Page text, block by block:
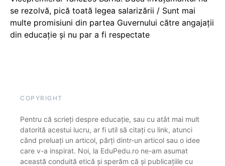
se rezolvă, pică toată legea salarizării / Sunt mai
multe promisiuni din partea Guvernului către angajații
din educație și nu par a fi respectate
COPYRIGHT
Pentru că scrieți despre educație, sau cu atât mai mult
datorită acestui lucru, ar fi util să citați cu link, atunci
când preluați un articol, părți dintr-un articol sau o idee
care v-a inspirat. Noi, la EduPedu.ro ne-am asumat
această conduită etică și sperăm că și publicațiile cu